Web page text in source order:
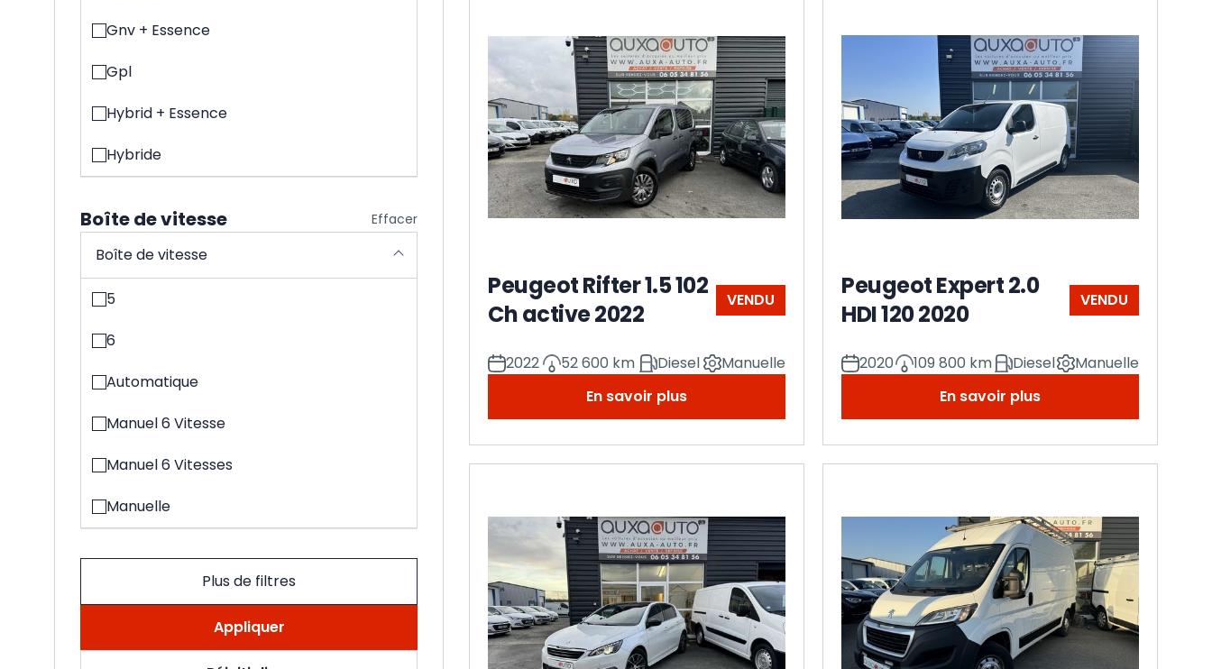
Gnv + Essence
Gpl
Hybrid + Essence
Hybride
Boîte de vitesse Effacer
Boîte de vitesse
5
6
Automatique
Manuel 6 Vitesse
Manuel 6 Vitesses
Manuelle
Plus de filtres
Appliquer
Peugeot Rifter 1.5 102
Ch active 2022
VENDU
2022 52 600 km Diesel
Manuelle
En savoir plus
Peugeot Expert 2.0
HDI 120 2020
VENDU
2020 109 800 km Diesel
Manuelle
En savoir plus